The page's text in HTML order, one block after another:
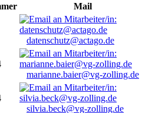
Mail
datenschutz@actago.de
marianne.baier@vg-zolling.de
silvia.beck@vg-zolling.de